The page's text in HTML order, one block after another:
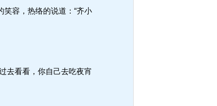
容，热络的说道：“齐小
去看看，你自己去吃夜宵